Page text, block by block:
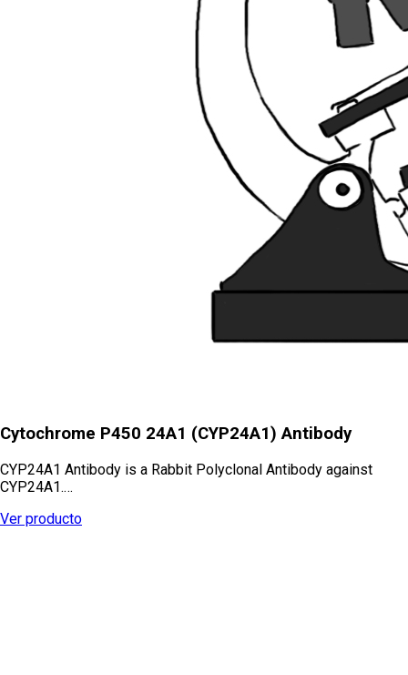
Cytochrome P450 24A1 (CYP24A1) Antibody
CYP24A1 Antibody is a Rabbit Polyclonal Antibody against
CYP24A1.…
Ver producto